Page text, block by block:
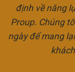
định về năng
Proup. Chúng
ngày để mang